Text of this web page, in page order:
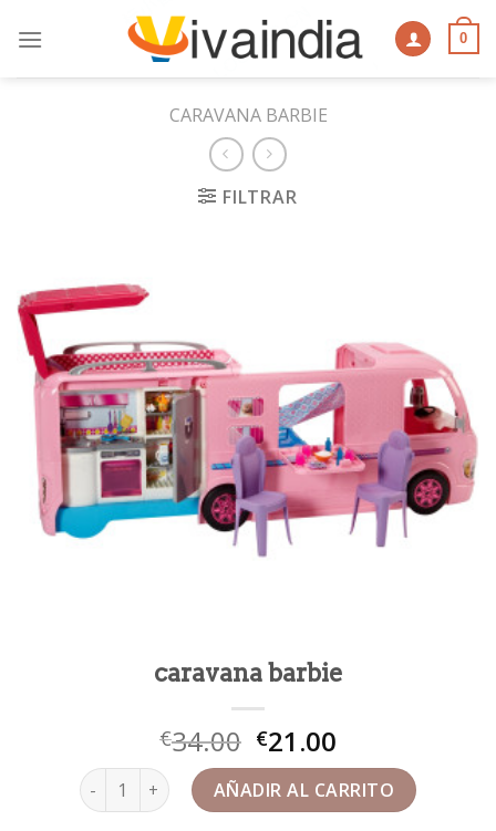
0
CARAVANA BARBIE
FILTRAR
caravana barbie
€34.00 €21.00
caravana barbie cantidadAÑADIR AL CARRITO